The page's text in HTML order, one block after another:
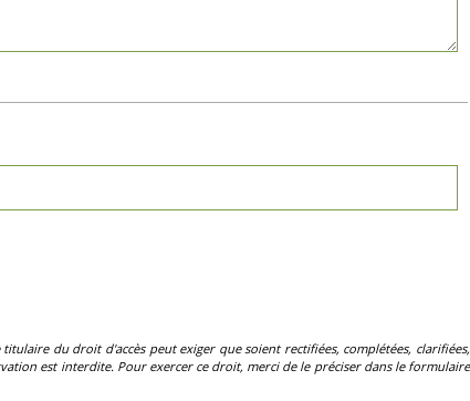
du droit d'accès peut exiger que soient rectifiées, complétées, clarifiées,
est interdite. Pour exercer ce droit, merci de le préciser dans le formulaire